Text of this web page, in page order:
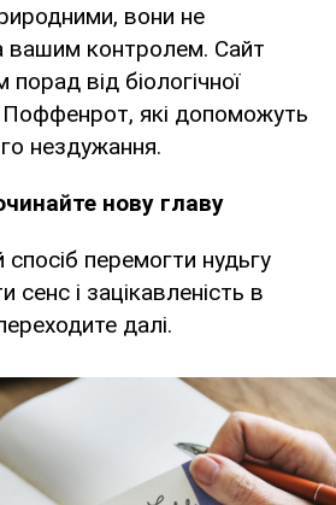
вони не
вашим контролем. Сайт
порад від біологічної
Поффенрот, які допоможуть
нездужання.
нову главу
перемогти нудьгу
сенс і зацікавленість в
далі.